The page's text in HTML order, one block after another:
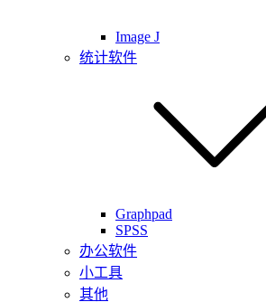
Image J
统计软件
Graphpad
SPSS
办公软件
小工具
其他